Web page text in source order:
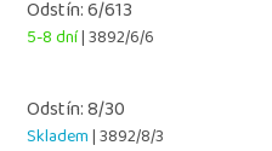
Odstín: 6/613
5-8 dní| 3892/6/6
Odstín: 8/30
Skladem| 3892/8/3